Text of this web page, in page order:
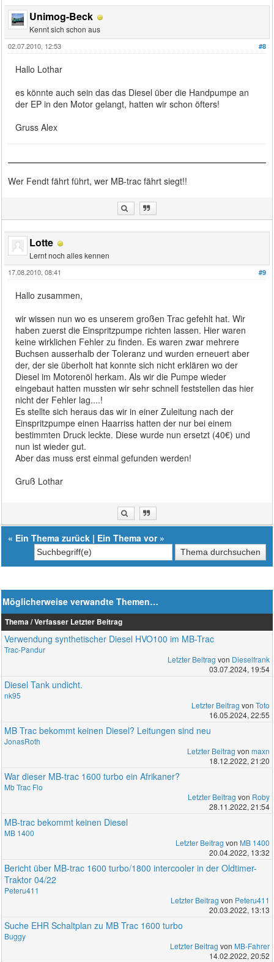
Unimog-Beck
Kennt sich schon aus
#8
02.07.2010, 12:53
Hallo Lothar
es könnte auch sein das das Diesel über die Handpumpe an
der EP in den Motor gelangt, hatten wir schon öfters!
Gruss Alex
Wer Fendt fährt führt, wer MB-trac fährt siegt!!
Lotte
Lernt noch alles kennen
#9
17.08.2010, 08:41
Hallo zusammen,
wir wissen nun wo es unserem großen Trac gefehlt hat. Wir
haben zuerst die Einspritzpumpe richten lassen. Hier waren
keine wirklichen Fehler zu finden. Es waren zwar mehrere
Buchsen ausserhalb der Toleranz und wurden erneuert aber
der, der sie überholt hat konnte sich nicht erklären wo der
Diesel im Motorenöl herkam. Als wir die Pumpe wieder
eingebaut hatten mussten wir sehr schnell feststellen das hier
nicht der Fehler lag....!
Es stellte sich heraus das wir in einer Zuleitung nach der
Einspritzpumpe einen Haarriss hatten der nur bei einem
bestimmten Druck leckte. Diese wurde nun ersetzt (40€) und
nun ist wieder gut.
Aber das muss erst einmal gefunden werden!
Gruß Lothar
« Ein Thema zurück | Ein Thema vor»
Möglicherweise verwandte Themen…
Thema / Verfasser Letzter Beitrag
Verwendung synthetischer Diesel HVO100 im MB-Trac
Trac-Pandur
Letzter Beitrag von Dieselfrank
03.07.2024, 19:54
Diesel Tank undicht.
nk95
Letzter Beitrag von Toto
16.05.2024, 22:55
MB Trac bekommt keinen Diesel? Leitungen sind neu
JonasRoth
Letzter Beitrag von maxn
18.12.2022, 21:20
War dieser MB-trac 1600 turbo ein Afrikaner?
Mb Trac Flo
Letzter Beitrag von Roby
28.11.2022, 21:54
MB-trac bekommt keinen Diesel
MB 1400
Letzter Beitrag von MB 1400
20.04.2022, 13:32
Bericht über MB-trac 1600 turbo/1800 intercooler in der Oldtimer-
Traktor 04/22
Peteru411
Letzter Beitrag von Peteru411
20.03.2022, 13:13
Suche EHR Schaltplan zu MB Trac 1600 turbo
Buggy
Letzter Beitrag von MB-Fahrer
14.02.2022, 20:52